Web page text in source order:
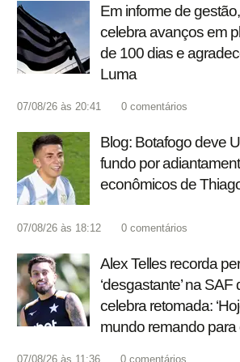
Em informe de
celebra avanços em
de 100 dias e
Luma
07/08/26 às 20:41 0 comentários
Blog: Botafogo deve
fundo por
econômicos de
07/08/26 às 18:12 0 comentários
Alex Telles recorda
‘desgastante’ na
celebra retomada:
mundo remando para
07/08/26 às 11:36 0 comentários